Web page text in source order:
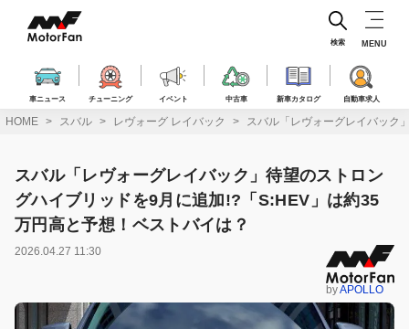
ス
車ニュース チューニング イベント 中古車 新車カタログ 自動車求人
検索 MENU
HOME スバル レヴォーグ レイバック スバル「レヴォーグレイバック
スバル「レヴォーグレイバック」待望のストロン
グハイブリッドを9月に追加!?「S:HEV」は約35
万円高と予想！ベストバイは？
2026.04.27 11:30
byAPOLLO